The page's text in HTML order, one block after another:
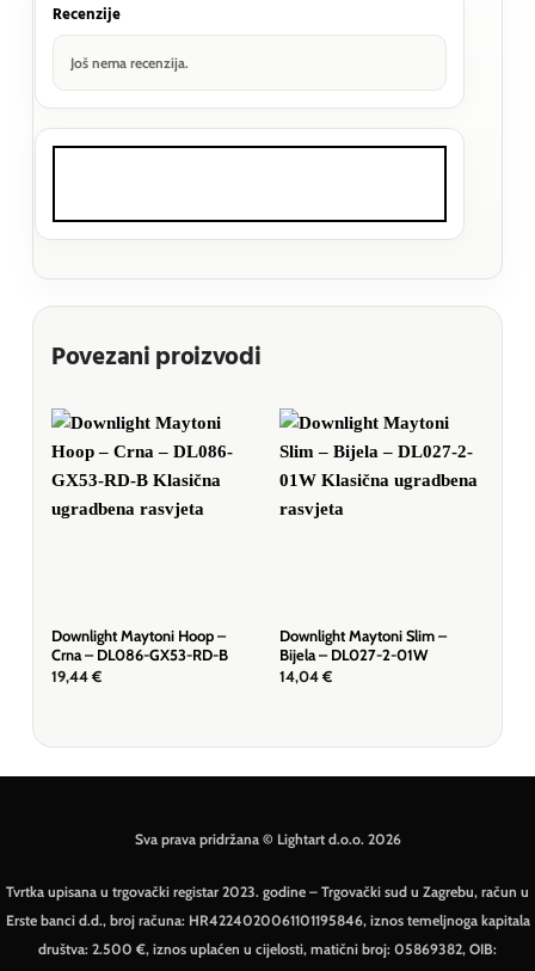
Recenzije
Još nema recenzija.
Povezani proizvodi
Downlight Maytoni Hoop –
Crna – DL086-GX53-RD-B
19,44 €
Downlight Maytoni Slim –
Bijela – DL027-2-01W
14,04 €
Sva prava pridržana © Lightart d.o.o. 2026
Tvrtka upisana u trgovački registar 2023. godine – Trgovački sud u Zagrebu, račun u
Erste banci d.d., broj računa: HR4224020061101195846, iznos temeljnoga kapitala
društva: 2.500 €, iznos uplaćen u cijelosti, matični broj: 05869382, OIB: